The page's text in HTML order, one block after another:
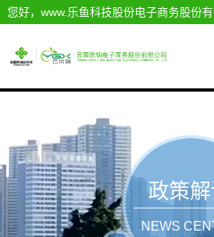
您好，www.乐鱼科技股份电子商务股份有
政策
NEWS